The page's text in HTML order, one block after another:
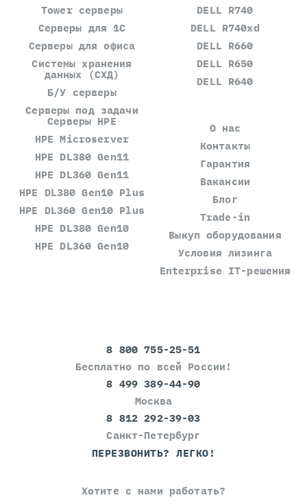
Tower серверы
Серверы для 1С
Серверы для офиса
Системы хранения
данных (СХД)
Б/У серверы
Серверы под задачи
DELL R740
DELL R740xd
DELL R660
DELL R650
DELL R640
Серверы HPE
HPE Microserver
HPE DL380 Gen11
HPE DL360 Gen11
HPE DL380 Gen10 Plus
HPE DL360 Gen10 Plus
HPE DL380 Gen10
HPE DL360 Gen10
О нас
Контакты
Гарантия
Вакансии
Блог
Trade-in
Выкуп оборудования
Условия лизинга
Enterprise IT-решения
8 800 755-25-51
Бесплатно по всей России!
8 499 389-44-90
Москва
8 812 292-39-03
Санкт-Петербург
ПЕРЕЗВОНИТЬ? ЛЕГКО!
Хотите с нами работать?